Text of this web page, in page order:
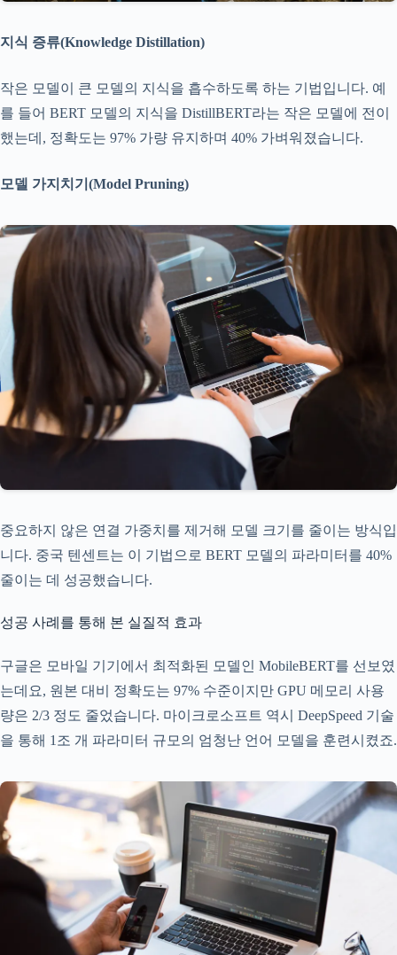
지식 증류(Knowledge Distillation)
작은 모델이 큰 모델의 지식을 흡수하도록 하는 기법입니다. 예
를 들어 BERT 모델의 지식을 DistillBERT라는 작은 모델에 전이
했는데, 정확도는 97% 가량 유지하며 40% 가벼워졌습니다.
모델 가지치기(Model Pruning)
중요하지 않은 연결 가중치를 제거해 모델 크기를 줄이는 방식입
니다. 중국 텐센트는 이 기법으로 BERT 모델의 파라미터를 40%
줄이는 데 성공했습니다.
성공 사례를 통해 본 실질적 효과
구글은 모바일 기기에서 최적화된 모델인 MobileBERT를 선보였
는데요, 원본 대비 정확도는 97% 수준이지만 GPU 메모리 사용
량은 2/3 정도 줄었습니다. 마이크로소프트 역시 DeepSpeed 기술
을 통해 1조 개 파라미터 규모의 엄청난 언어 모델을 훈련시켰죠.